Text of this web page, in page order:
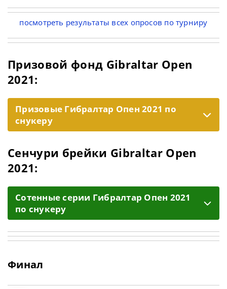
посмотреть результаты всех опросов по турниру
Призовой фонд Gibraltar Open
2021:
Призовые Гибралтар Опен 2021 по
снукеру
Сенчури брейки Gibraltar Open
2021:
Cотенные серии Гибралтар Опен 2021
по снукеру
Финал